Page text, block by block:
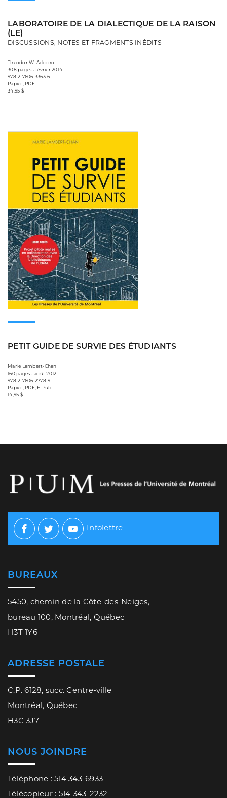
LABORATOIRE DE LA DIALECTIQUE DE LA RAISON
(LE)
DISCUSSIONS, NOTES ET FRAGMENTS INÉDITS
Theodor W. Adorno
308 pages • février 2014
978-2-7606-3363-6
Papier, PDF
34,95 $
PETIT GUIDE DE SURVIE DES ÉTUDIANTS
Marie Lambert-Chan
160 pages • août 2012
978-2-7606-2778-9
Papier, PDF, E-Pub
14,95 $
Facebook
TwitterYoutube
Infolettre
BUREAUX
5450, chemin de la Côte-des-Neiges,
bureau 100, Montréal, Québec
H3T 1Y6
ADRESSE POSTALE
C.P. 6128, succ. Centre-ville
Montréal, Québec
H3C 3J7
NOUS JOINDRE
Téléphone : 514 343-6933
Télécopieur : 514 343-2232